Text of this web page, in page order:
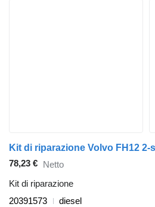
78,23 € Netto
Kit di riparazione
20391573
diesel